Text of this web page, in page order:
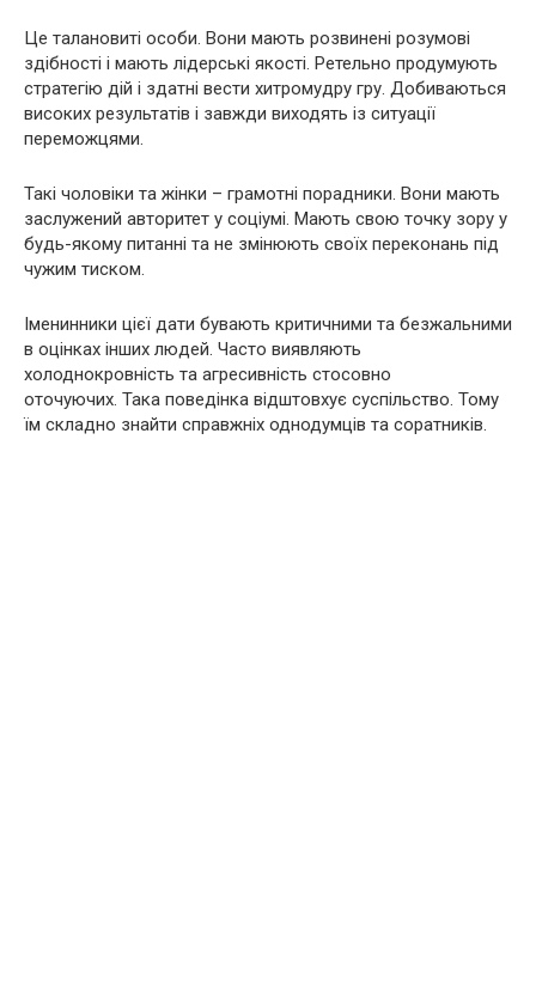
Це талановиті особи. Вони мають розвинені розумові
здібності і мають лідерські якості. Ретельно продумують
стратегію дій і здатні вести хитромудру гру. Добиваються
високих результатів і завжди виходять із ситуації
переможцями.
Такі чоловіки та жінки – грамотні порадники. Вони мають
заслужений авторитет у соціумі. Мають свою точку зору у
будь-якому питанні та не змінюють своїх переконань під
чужим тиском.
Іменинники цієї дати бувають критичними та безжальними
в оцінках інших людей. Часто виявляють
холоднокровність та агресивність стосовно
оточуючих. Така поведінка відштовхує суспільство. Тому
їм складно знайти справжніх однодумців та соратників.